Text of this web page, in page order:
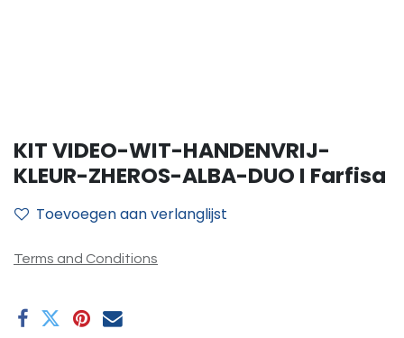
KIT VIDEO-WIT-HANDENVRIJ-
KLEUR-ZHEROS-ALBA-DUO I Farfisa
Toevoegen aan verlanglijst
Terms and Conditions